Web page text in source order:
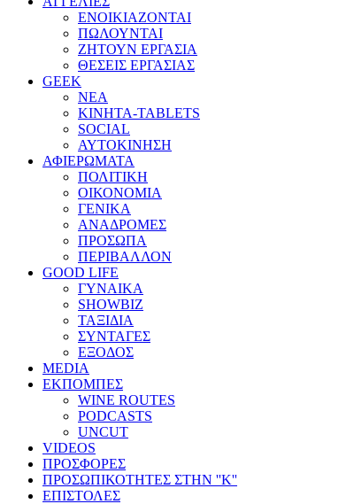
ΕΝΟΙΚΙΑΖΟΝΤΑΙ
ΠΩΛΟΥΝΤΑΙ
ΖΗΤΟΥΝ ΕΡΓΑΣΙΑ
ΘΕΣΕΙΣ ΕΡΓΑΣΙΑΣ
GEEK
ΝΕΑ
ΚΙΝΗΤΑ-TABLETS
SOCIAL
ΑΥΤΟΚΙΝΗΣΗ
ΑΦΙΕΡΩΜΑΤΑ
ΠΟΛΙΤΙΚΗ
ΟΙΚΟΝΟΜΙΑ
ΓΕΝΙΚΑ
ΑΝΑΔΡΟΜΕΣ
ΠΡΟΣΩΠΑ
ΠΕΡΙΒΑΛΛΟΝ
GOOD LIFE
ΓΥΝΑΙΚΑ
SHOWBIZ
ΤΑΞΙΔΙΑ
ΣΥΝΤΑΓΕΣ
ΕΞΟΔΟΣ
MEDIA
ΕΚΠΟΜΠΕΣ
WINE ROUTES
PODCASTS
UNCUT
VIDEOS
ΠΡΟΣΦΟΡΕΣ
ΠΡΟΣΩΠΙΚΟΤΗΤΕΣ ΣΤΗΝ ''Κ''
ΕΠΙΣΤΟΛΕΣ